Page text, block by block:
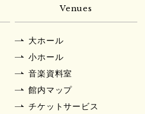
Venues
大ホール
小ホール
音楽資料室
館内マップ
チケットサービス